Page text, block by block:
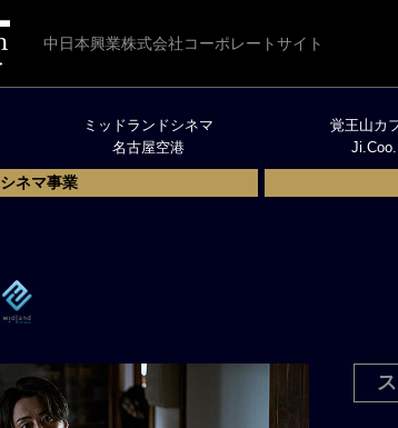
中日本興業株式会社コーポレートサイト
ミッドランドシネマ
名古屋空港
シネマ事業
覚王山カ
Ji.Coo.